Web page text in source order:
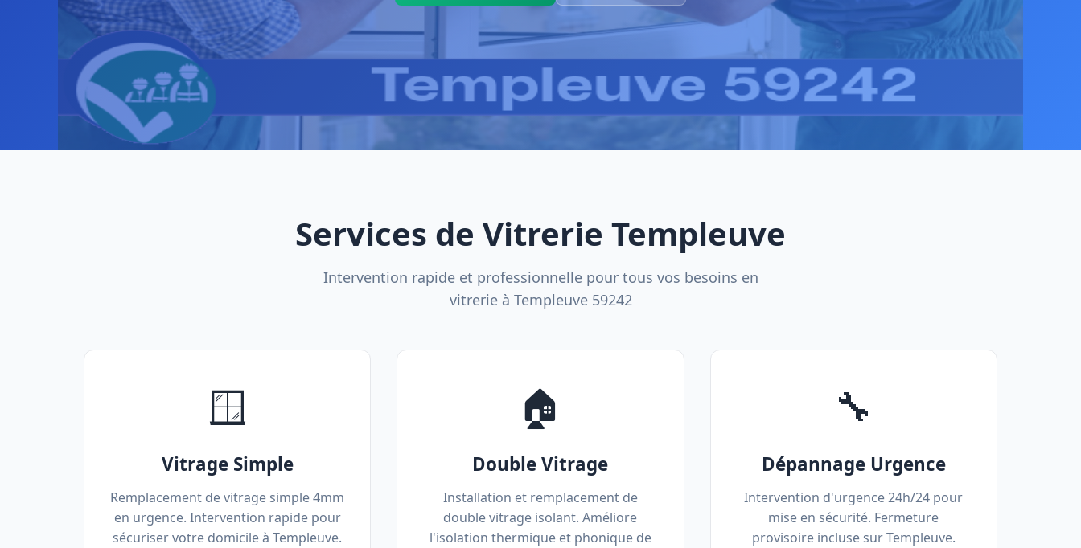
Services de Vitrerie Templeuve
Intervention rapide et professionnelle pour tous vos besoins en
vitrerie à Templeuve 59242
🪟
Vitrage Simple
Remplacement de vitrage simple 4mm
en urgence. Intervention rapide pour
sécuriser votre domicile à Templeuve.
🏠
Double Vitrage
Installation et remplacement de
double vitrage isolant. Améliore
l'isolation thermique et phonique de
🔧
Dépannage Urgence
Intervention d'urgence 24h/24 pour
mise en sécurité. Fermeture
provisoire incluse sur Templeuve.